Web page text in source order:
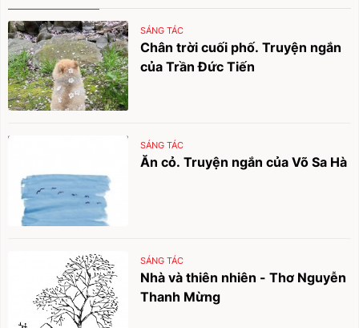
SÁNG TÁC
Chân trời cuối phố. Truyện ngắn
của Trần Đức Tiến
SÁNG TÁC
Ăn cỏ. Truyện ngắn của Võ Sa Hà
SÁNG TÁC
Nhà và thiên nhiên - Thơ Nguyễn
Thanh Mừng